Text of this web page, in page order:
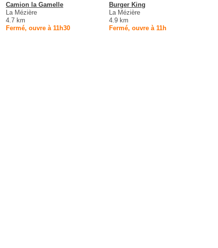
Camion la Gamelle
La Mézière
4.7 km
Fermé, ouvre à 11h30
Burger King
La Mézière
4.9 km
Fermé, ouvre à 11h